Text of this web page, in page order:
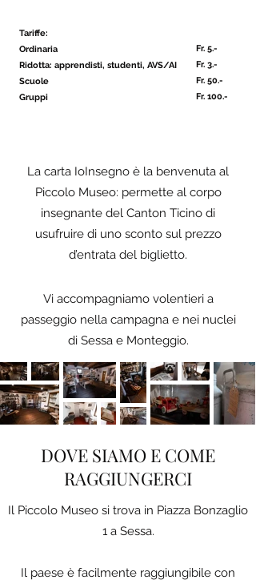
Tariffe:
Ordinaria
Ridotta: apprendisti, studenti, AVS/AI
Scuole
Gruppi
Fr. 5.-
Fr. 3.-
Fr. 50.-
Fr. 100.-
La carta IoInsegno è la benvenuta al
Piccolo Museo: permette al corpo
insegnante del Canton Ticino di
usufruire di uno sconto sul prezzo
d’entrata del biglietto.
Vi accompagniamo volentieri a
passeggio nella campagna e nei nuclei
di Sessa e Monteggio.
DOVE SIAMO E COME
RAGGIUNGERCI
Il Piccolo Museo si trova in Piazza Bonzaglio
1 a Sessa.
Il paese è facilmente raggiungibile con